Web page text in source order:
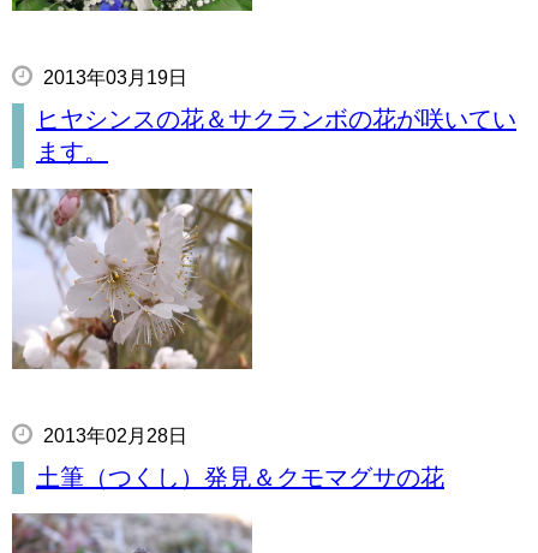
2013年03月19日
ヒヤシンスの花＆サクランボの花が咲いてい
ます。
2013年02月28日
土筆（つくし）発見＆クモマグサの花